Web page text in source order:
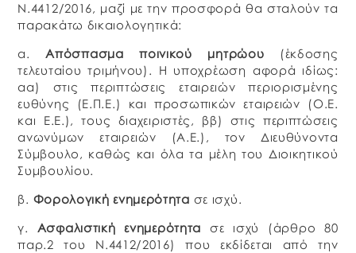
Ν.4412/2016, μαζί με την προσφορά θα σταλούν τα
παρακάτω δικαιολογητικά:
α.Απόσπασμα ποινικού μητρώου (έκδοσης
τελευταίου τριμήνου). Η υποχρέωση αφορά ιδίως:
αα) στις περιπτώσεις εταιρειών περιορισμένης
ευθύνης (Ε.Π.Ε.) και προσωπικών εταιρειών (Ο.Ε.
και Ε.Ε.), τους διαχειριστές, ββ) στις περιπτώσεις
ανωνύμων εταιρειών (Α.Ε.), τον Διευθύνοντα
Σύμβουλο, καθώς και όλα τα μέλη του Διοικητικού
Συμβουλίου.
β. Φορολογική ενημερότητα σε ισχύ.
γ. Ασφαλιστική ενημερότητα σε ισχύ (άρθρο 80
παρ.2 του Ν.4412/2016) που εκδίδεται από την